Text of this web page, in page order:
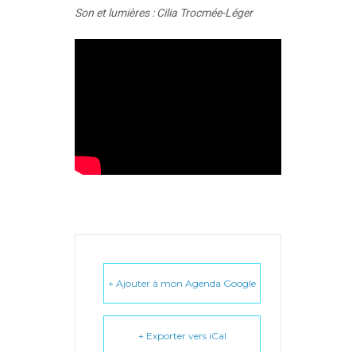
Son et lumières : Cilia Trocmée-Léger
+ Ajouter à mon Agenda Google
+ Exporter vers iCal